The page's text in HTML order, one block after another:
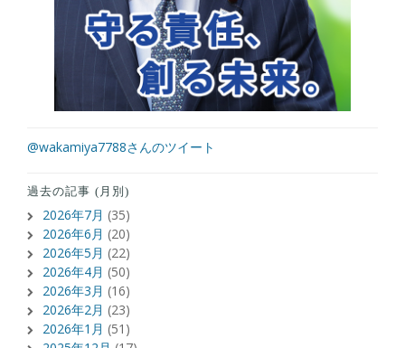
@wakamiya7788さんのツイート
過去の記事 (月別)
2026年7月 (35)
2026年6月 (20)
2026年5月 (22)
2026年4月 (50)
2026年3月 (16)
2026年2月 (23)
2026年1月 (51)